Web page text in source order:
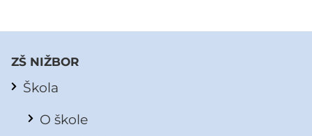
ZŠ NIŽBOR
Škola
O škole